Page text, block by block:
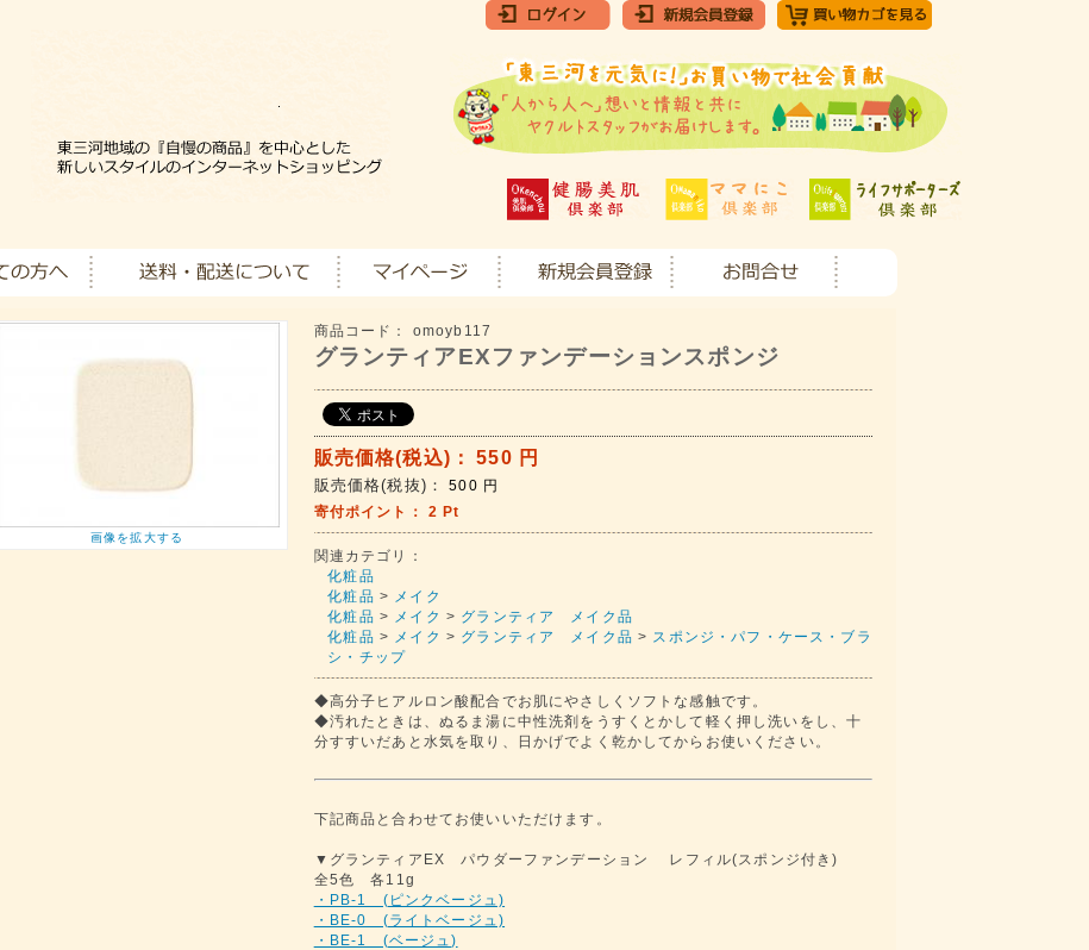
画像を拡大する
商品コード： omoyb117
グランティアEXファンデーションスポンジ
販売価格(税込)： 550 円
販売価格(税抜)： 500 円
寄付ポイント： 2 Pt
関連カテゴリ：
化粧品
化粧品 >
メイク
化粧品 > メイク > グランティア メイク品
化粧品 > メイク > グランティア メイク品 > スポンジ・パフ・ケース・ブラ
シ・チップ
◆高分子ヒアルロン酸配合でお肌にやさしくソフトな感触です。
◆汚れたときは、ぬるま湯に中性洗剤をうすくとかして軽く押し洗いをし、十
分すすいだあと水気を取り、日かげでよく乾かしてからお使いください。
下記商品と合わせてお使いいただけます。
▼グランティアEX パウダーファンデーション レフィル(スポンジ付き)
全5色 各11g
・PB-1 (ピンクベージュ)
・BE-0 (ライトベージュ)
・BE-1 (ベージュ)